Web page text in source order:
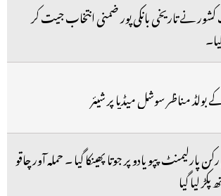
نے تاریخی بانکی پور ضمنی انتخاب جیت کر
بولڈ مناظر سوشل میڈیا پر شیئر
پارلیمنٹ پپو یادو پر جوتا پھینکا گیا ۔ حملہ آور چاقو
لیا گیا